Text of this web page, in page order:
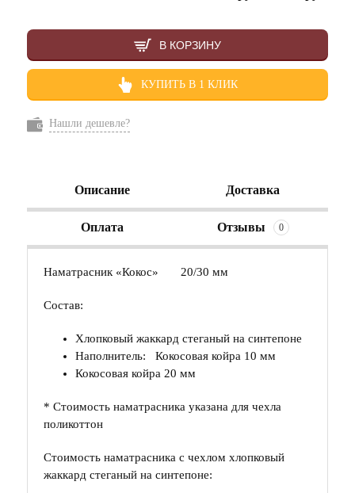
В КОРЗИНУ
КУПИТЬ В 1 КЛИК
Нашли дешевле?
Описание Доставка
Оплата Отзывы 0
Наматрасник «Кокос» 20/30 мм
Состав:
Хлопковый жаккард стеганый на синтепоне
Наполнитель: Кокосовая койра 10 мм
Кокосовая койра 20 мм
* Стоимость наматрасника указана для чехла
поликоттон
Стоимость наматрасника с чехлом хлопковый
жаккард стеганый на синтепоне: